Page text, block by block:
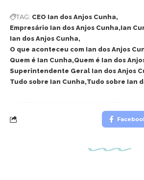
TAG: CEO Ian dos Anjos Cunha
Empresário Ian dos Anjos Cunha Ian
Ian dos Anjos Cunha
O que aconteceu com Ian dos Anjos
Quem é Ian Cunha Quem é Ian dos
Superintendente Geral Ian dos Anjos
Tudo sobre Ian Cunha Tudo sobre Ian